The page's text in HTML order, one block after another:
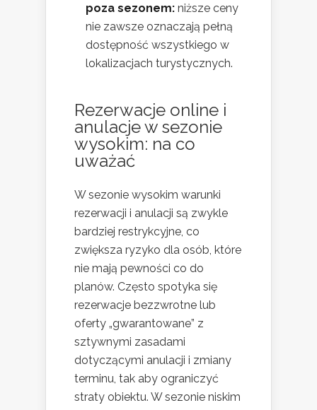
poza sezonem: niższe ceny
nie zawsze oznaczają pełną
dostępność wszystkiego w
lokalizacjach turystycznych.
Rezerwacje online i
anulacje w sezonie
wysokim: na co
uważać
W sezonie wysokim warunki
rezerwacji i anulacji są zwykle
bardziej restrykcyjne, co
zwiększa ryzyko dla osób, które
nie mają pewności co do
planów. Często spotyka się
rezerwacje bezzwrotne lub
oferty „gwarantowane” z
sztywnymi zasadami
dotyczącymi anulacji i zmiany
terminu, tak aby ograniczyć
straty obiektu. W sezonie niskim